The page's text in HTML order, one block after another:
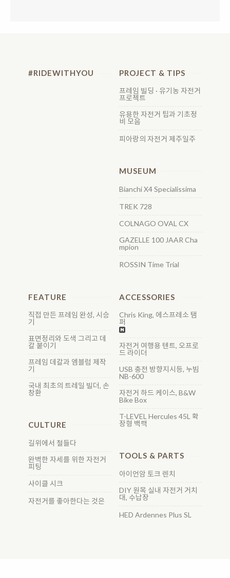
#RIDEWITHYOU PROJECT & TIPS
프레임 빌딩 · 유기농 자전거
프로젝트
유용한 자전거 팁과 기초정
비 모음
피아랑의 자전거 제주일주
MUSEUM
Bianchi X4 Specialissima
TREK 728
COLNAGO OVAL CX
GAZELLE 100 JAAR Cha
mpion
ROSSIN Time Trial
FEATURE
직접 만든 프레임 완성, 시승
기
표면정리와 도색 그리고 데
칼 붙이기
프레임 데칼과 엠블럼 제작
기
국내 최초의 트레일 빌더, 손
창환
CULTURE
길위에서 철들다
완벽한 자세를 위한 자전거
피팅
사이클 시크
자전거를 좋아한다는 것은
ACCESSORIES
Chris King, 에스프레소 탬
퍼
자전거 여행용 텐트, 오프로
드 라이더
USB 충전 방향지시등, 누빔
NB-600
자전거 하드 케이스, B&W
Bike Box
T-LEVEL Hercules 45L 확
장형 백팩
TOOLS & PARTS
아이언암 토크 렌치
DIY 원목 실내 자전거 거치
대, 수납장
HED Ardennes Plus SL